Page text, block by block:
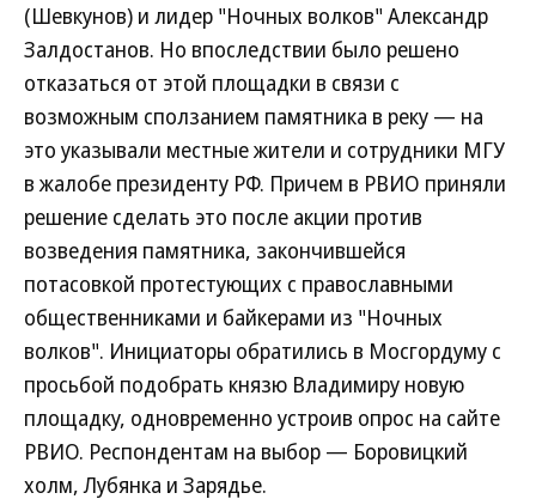
(Шевкунов) и лидер "Ночных волков" Александр
Залдостанов. Но впоследствии было решено
отказаться от этой площадки в связи с
возможным сползанием памятника в реку — на
это указывали местные жители и сотрудники МГУ
в жалобе президенту РФ. Причем в РВИО приняли
решение сделать это после акции против
возведения памятника, закончившейся
потасовкой протестующих с православными
общественниками и байкерами из "Ночных
волков". Инициаторы обратились в Мосгордуму с
просьбой подобрать князю Владимиру новую
площадку, одновременно устроив опрос на сайте
РВИО. Респондентам на выбор — Боровицкий
холм, Лубянка и Зарядье.